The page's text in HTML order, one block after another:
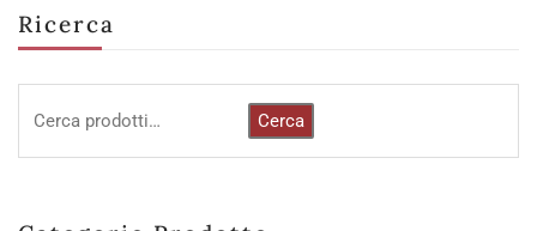
Ricerca
Cerca